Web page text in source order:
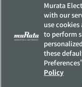
サイトポリシー
ソ
個人情報保護方針
お客様の個人情報の
Murata
with our
use
to perform
these
Policy